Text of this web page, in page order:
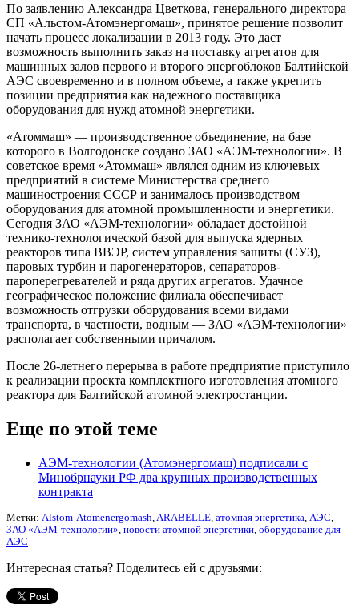
По заявлению Александра Цветкова, генерального директора
СП «Альстом-Атомэнергомаш», принятое решение позволит
начать процесс локализации в 2013 году. Это даст
возможность выполнить заказ на поставку агрегатов для
машинных залов первого и второго энергоблоков Балтийской
АЭС своевременно и в полном объеме, а также укрепить
позиции предприятия как надежного поставщика
оборудования для нужд атомной энергетики.
«Атоммаш» — производственное объединение, на базе
которого в Волгодонске создано ЗАО «АЭМ-технологии». В
советское время «Атоммаш» являлся одним из ключевых
предприятий в системе Министерства среднего
машиностроения СССР и занималось производством
оборудования для атомной промышленности и энергетики.
Сегодня ЗАО «АЭМ-технологии» обладает достойной
технико-технологической базой для выпуска ядерных
реакторов типа ВВЭР, систем управления защиты (СУЗ),
паровых турбин и парогенераторов, сепараторов-
пароперегревателей и ряда других агрегатов. Удачное
географическое положение филиала обеспечивает
возможность отгрузки оборудования всеми видами
транспорта, в частности, водным — ЗАО «АЭМ-технологии»
располагает собственными причалом.
После 26-летнего перерыва в работе предприятие приступило
к реализации проекта комплектного изготовления атомного
реактора для Балтийской атомной электростанции.
Еще по этой теме
АЭМ-технологии (Атомэнергомаш) подписали с
Минобрнауки РФ два крупных производственных
контракта
Метки: Alstom-Atomenergomash ARABELLE атомная энергетика АЭС
ЗАО «АЭМ-технологии» новости атомной энергетики оборудование для
АЭС
Интересная статья? Поделитесь ей с друзьями: